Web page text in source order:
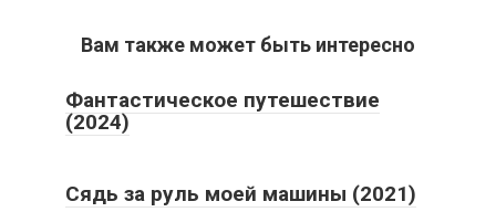
Вам также может быть интересно
Фантастическое путешествие
(2024)
Сядь за руль моей машины (2021)